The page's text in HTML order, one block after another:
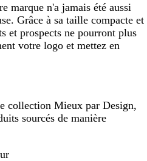
marque n'a jamais été aussi
Grâce à sa taille compacte et
et prospects ne pourront plus
votre logo et mettez en
collection Mieux par Design,
sourcés de manière